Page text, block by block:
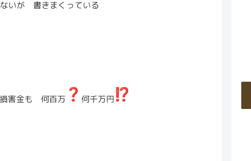
いが 書きまくっている
害金も 何百万 何千万円